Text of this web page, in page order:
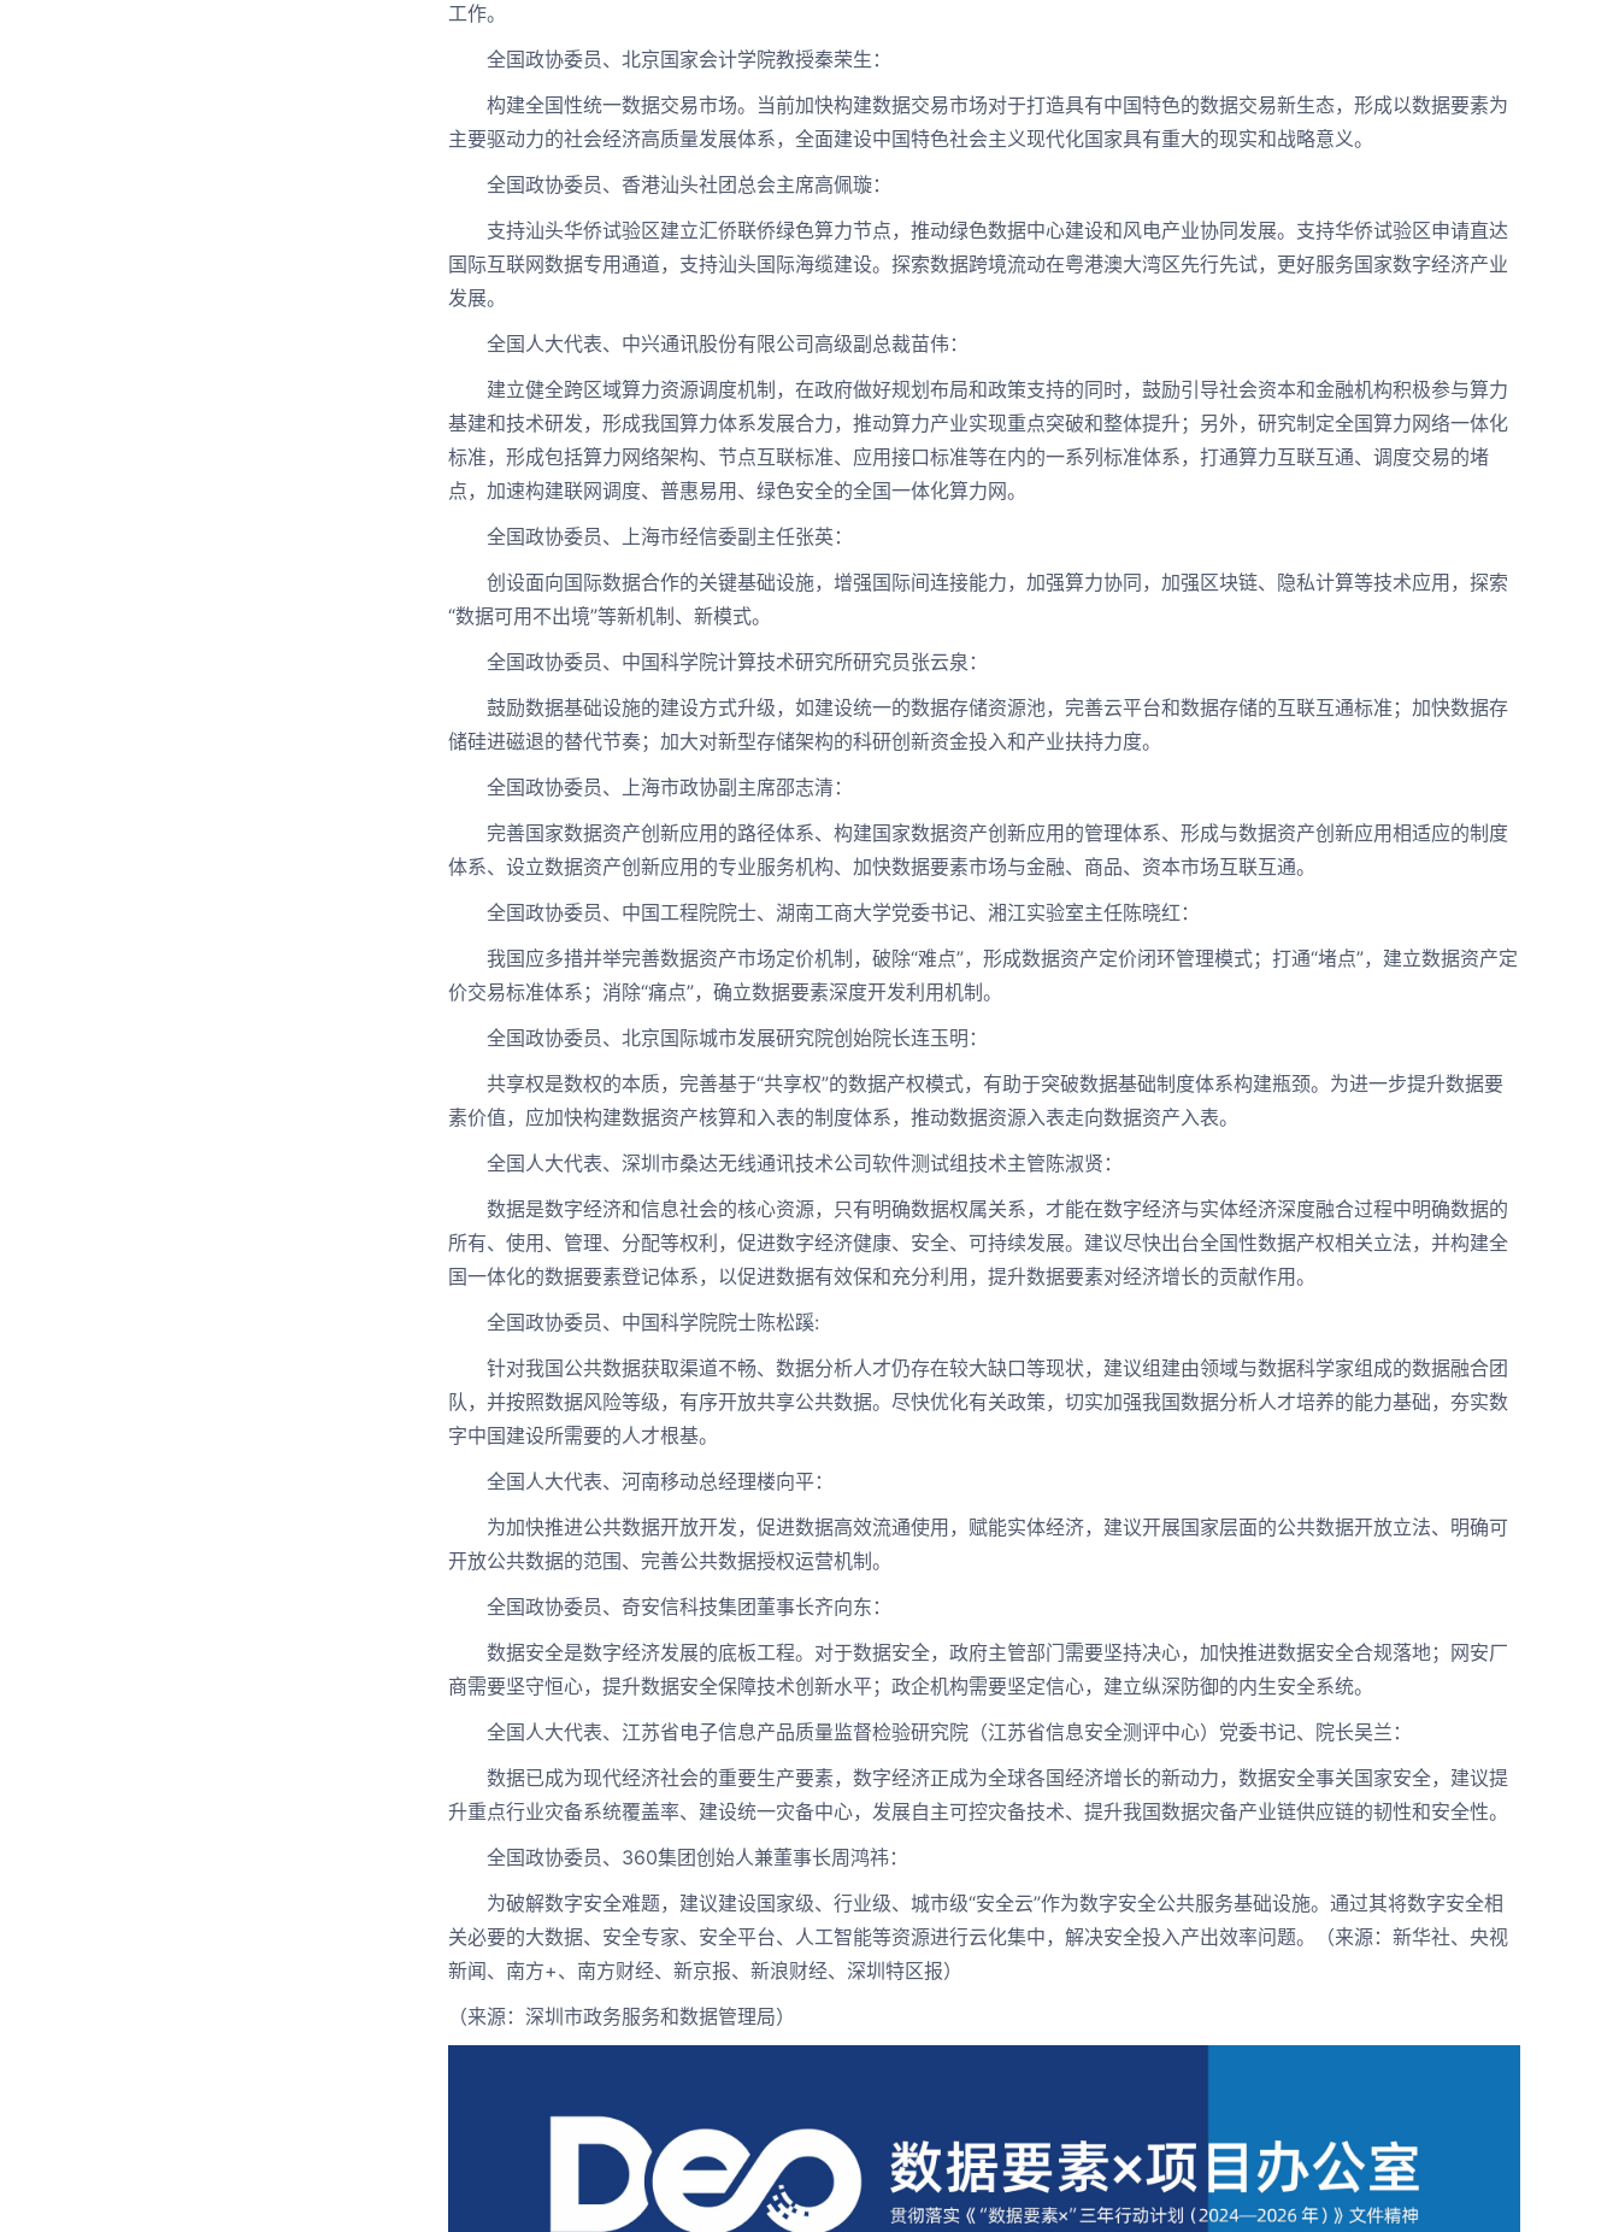
工作。
全国政协委员、北京国家会计学院教授秦荣生：
构建全国性统一数据交易市场。当前加快构建数据交易市场对于打造具有中国特色的数据交易新生态，形成以数据要素为
主要驱动力的社会经济高质量发展体系，全面建设中国特色社会主义现代化国家具有重大的现实和战略意义。
全国政协委员、香港汕头社团总会主席高佩璇：
支持汕头华侨试验区建立汇侨联侨绿色算力节点，推动绿色数据中心建设和风电产业协同发展。支持华侨试验区申请直达
国际互联网数据专用通道，支持汕头国际海缆建设。探索数据跨境流动在粤港澳大湾区先行先试，更好服务国家数字经济产业
发展。
全国人大代表、中兴通讯股份有限公司高级副总裁苗伟：
建立健全跨区域算力资源调度机制，在政府做好规划布局和政策支持的同时，鼓励引导社会资本和金融机构积极参与算力
基建和技术研发，形成我国算力体系发展合力，推动算力产业实现重点突破和整体提升；另外，研究制定全国算力网络一体化
标准，形成包括算力网络架构、节点互联标准、应用接口标准等在内的一系列标准体系，打通算力互联互通、调度交易的堵
点，加速构建联网调度、普惠易用、绿色安全的全国一体化算力网。
全国政协委员、上海市经信委副主任张英：
创设面向国际数据合作的关键基础设施，增强国际间连接能力，加强算力协同，加强区块链、隐私计算等技术应用，探索
“数据可用不出境”等新机制、新模式。
全国政协委员、中国科学院计算技术研究所研究员张云泉：
鼓励数据基础设施的建设方式升级，如建设统一的数据存储资源池，完善云平台和数据存储的互联互通标准；加快数据存
储硅进磁退的替代节奏；加大对新型存储架构的科研创新资金投入和产业扶持力度。
全国政协委员、上海市政协副主席邵志清：
完善国家数据资产创新应用的路径体系、构建国家数据资产创新应用的管理体系、形成与数据资产创新应用相适应的制度
体系、设立数据资产创新应用的专业服务机构、加快数据要素市场与金融、商品、资本市场互联互通。
全国政协委员、中国工程院院士、湖南工商大学党委书记、湘江实验室主任陈晓红：
我国应多措并举完善数据资产市场定价机制，破除“难点”，形成数据资产定价闭环管理模式；打通“堵点”，建立数据资产定
价交易标准体系；消除“痛点”，确立数据要素深度开发利用机制。
全国政协委员、北京国际城市发展研究院创始院长连玉明：
共享权是数权的本质，完善基于“共享权”的数据产权模式，有助于突破数据基础制度体系构建瓶颈。为进一步提升数据要
素价值，应加快构建数据资产核算和入表的制度体系，推动数据资源入表走向数据资产入表。
全国人大代表、深圳市桑达无线通讯技术公司软件测试组技术主管陈淑贤：
数据是数字经济和信息社会的核心资源，只有明确数据权属关系，才能在数字经济与实体经济深度融合过程中明确数据的
所有、使用、管理、分配等权利，促进数字经济健康、安全、可持续发展。建议尽快出台全国性数据产权相关立法，并构建全
国一体化的数据要素登记体系，以促进数据有效保和充分利用，提升数据要素对经济增长的贡献作用。
全国政协委员、中国科学院院士陈松蹊:
针对我国公共数据获取渠道不畅、数据分析人才仍存在较大缺口等现状，建议组建由领域与数据科学家组成的数据融合团
队，并按照数据风险等级，有序开放共享公共数据。尽快优化有关政策，切实加强我国数据分析人才培养的能力基础，夯实数
字中国建设所需要的人才根基。
全国人大代表、河南移动总经理楼向平：
为加快推进公共数据开放开发，促进数据高效流通使用，赋能实体经济，建议开展国家层面的公共数据开放立法、明确可
开放公共数据的范围、完善公共数据授权运营机制。
全国政协委员、奇安信科技集团董事长齐向东：
数据安全是数字经济发展的底板工程。对于数据安全，政府主管部门需要坚持决心，加快推进数据安全合规落地；网安厂
商需要坚守恒心，提升数据安全保障技术创新水平；政企机构需要坚定信心，建立纵深防御的内生安全系统。
全国人大代表、江苏省电子信息产品质量监督检验研究院（江苏省信息安全测评中心）党委书记、院长吴兰：
数据已成为现代经济社会的重要生产要素，数字经济正成为全球各国经济增长的新动力，数据安全事关国家安全，建议提
升重点行业灾备系统覆盖率、建设统一灾备中心，发展自主可控灾备技术、提升我国数据灾备产业链供应链的韧性和安全性。
全国政协委员、360集团创始人兼董事长周鸿祎：
为破解数字安全难题，建议建设国家级、行业级、城市级“安全云”作为数字安全公共服务基础设施。通过其将数字安全相
关必要的大数据、安全专家、安全平台、人工智能等资源进行云化集中，解决安全投入产出效率问题。（来源：新华社、央视
新闻、南方+、南方财经、新京报、新浪财经、深圳特区报）
（来源：深圳市政务服务和数据管理局）